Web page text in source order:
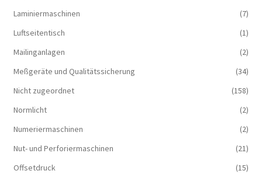
Laminiermaschinen
(7)
Luftseitentisch
(1)
Mailinganlagen
(2)
Meßgeräte und Qualitätssicherung
(34)
Nicht zugeordnet
(158)
Normlicht
(2)
Numeriermaschinen
(2)
Nut- und Perforiermaschinen
(21)
Offsetdruck
(15)